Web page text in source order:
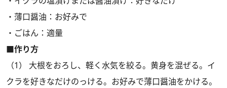
・薄口醤油：お好みで
・ごはん：適量
■作り方
（1） 大根をおろし、軽く水気を絞る。黄身を混ぜる。イ
クラを好きなだけのっける。お好みで薄口醤油をかける。